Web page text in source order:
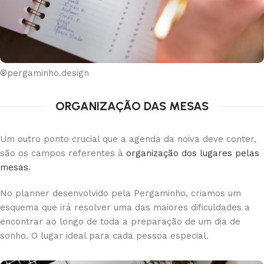
®pergaminho.design
ORGANIZAÇÃO DAS MESAS
Um outro ponto crucial que a agenda da noiva deve conter,
são os campos referentes à organização dos lugares pelas
mesas.
No planner desenvolvido pela Pergaminho, criamos um
esquema que irá resolver uma das maiores dificuldades a
encontrar ao longo de toda a preparação de um dia de
sonho. O lugar ideal para cada pessoa especial.